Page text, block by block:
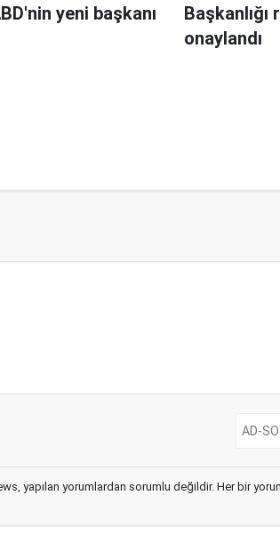
yeni başkanı
onaylandı
yapılan yorumlardan sorumlu değildir. Her bir